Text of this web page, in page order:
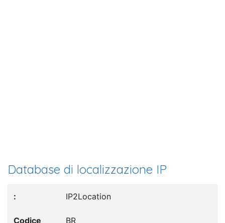
Database di localizzazione IP
IP2Location
BR